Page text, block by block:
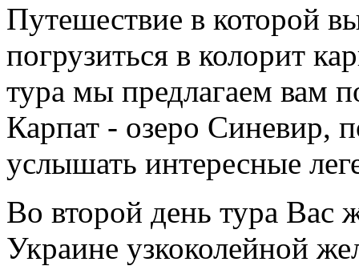
Путешествие в которой
погрузиться в колорит
тура мы предлагаем вам
Карпат - озеро Синевир,
услышать интересные
Во второй день тура Вас
Украине узкоколейной